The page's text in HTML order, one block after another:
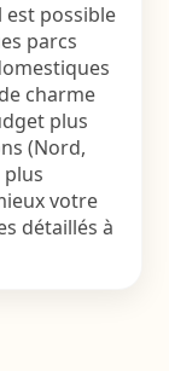
possible
parcs
charme
plus
(Nord,
plus
votre
détaillés à